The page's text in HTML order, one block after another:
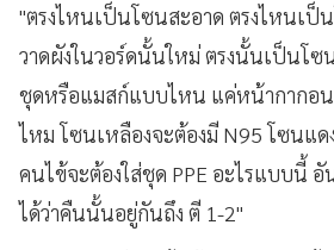
"ตรงไหนเป็นโซนสะอาด ตรงไหนเป็
วาดผังในวอร์ดนั้นใหม่ ตรงนั้นเป็นโซ
ชุดหรือแมสก์แบบไหน แค่หน้ากากอ
ไหม โซนเหลืองจะต้องมี N95 โซนแ
คนไข้จะต้องใส่ชุด PPE อะไรแบบนี้
ได้ว่าคืนนั้นอยู่กันถึง ตี 1-2"